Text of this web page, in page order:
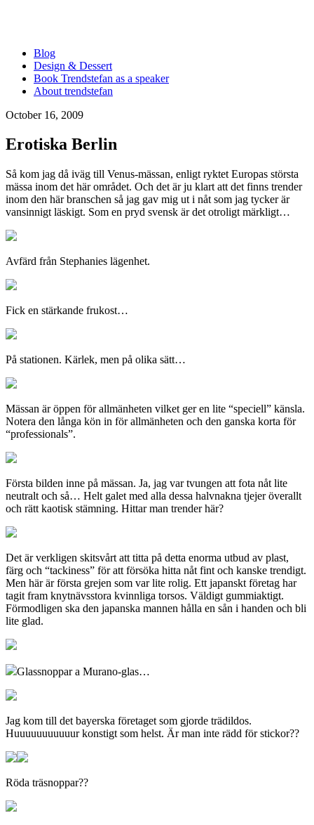
Blog
Design & Dessert
Book Trendstefan as a speaker
About trendstefan
October 16, 2009
Erotiska Berlin
Så kom jag då iväg till Venus-mässan, enligt ryktet Europas största
mässa inom det här området. Och det är ju klart att det finns trender
inom den här branschen så jag gav mig ut i nåt som jag tycker är
vansinnigt läskigt. Som en pryd svensk är det otroligt märkligt…
Avfärd från Stephanies lägenhet.
Fick en stärkande frukost…
På stationen. Kärlek, men på olika sätt…
Mässan är öppen för allmänheten vilket ger en lite “speciell” känsla.
Notera den långa kön in för allmänheten och den ganska korta för
“professionals”.
Första bilden inne på mässan. Ja, jag var tvungen att fota nåt lite
neutralt och så… Helt galet med alla dessa halvnakna tjejer överallt
och rätt kaotisk stämning. Hittar man trender här?
Det är verkligen skitsvårt att titta på detta enorma utbud av plast,
färg och “tackiness” för att försöka hitta nåt fint och kanske trendigt.
Men här är första grejen som var lite rolig. Ett japanskt företag har
tagit fram knytnävsstora kvinnliga torsos. Väldigt gummiaktigt.
Förmodligen ska den japanska mannen hålla en sån i handen och bli
lite glad.
Glassnoppar a Murano-glas…
Jag kom till det bayerska företaget som gjorde trädildos.
Huuuuuuuuuuur konstigt som helst. Är man inte rädd för stickor??
Röda träsnoppar??